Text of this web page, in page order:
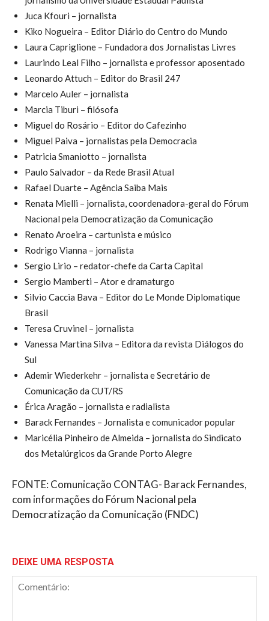
Juca Kfouri – jornalista
Kiko Nogueira – Editor Diário do Centro do Mundo
Laura Capriglione – Fundadora dos Jornalistas Livres
Laurindo Leal Filho – jornalista e professor aposentado
Leonardo Attuch – Editor do Brasil 247
Marcelo Auler – jornalista
Marcia Tiburi – filósofa
Miguel do Rosário – Editor do Cafezinho
Miguel Paiva – jornalistas pela Democracia
Patricia Smaniotto – jornalista
Paulo Salvador – da Rede Brasil Atual
Rafael Duarte – Agência Saiba Mais
Renata Mielli – jornalista, coordenadora-geral do Fórum
Nacional pela Democratização da Comunicação
Renato Aroeira – cartunista e músico
Rodrigo Vianna – jornalista
Sergio Lirio – redator-chefe da Carta Capital
Sergio Mamberti – Ator e dramaturgo
Silvio Caccia Bava – Editor do Le Monde Diplomatique
Brasil
Teresa Cruvinel – jornalista
Vanessa Martina Silva – Editora da revista Diálogos do
Sul
Ademir Wiederkehr – jornalista e Secretário de
Comunicação da CUT/RS
Érica Aragão – jornalista e radialista
Barack Fernandes – Jornalista e comunicador popular
Maricélia Pinheiro de Almeida – jornalista do Sindicato
dos Metalúrgicos da Grande Porto Alegre
FONTE: Comunicação CONTAG- Barack Fernandes,
com informações do Fórum Nacional pela
Democratização da Comunicação (FNDC)
DEIXE UMA RESPOSTA